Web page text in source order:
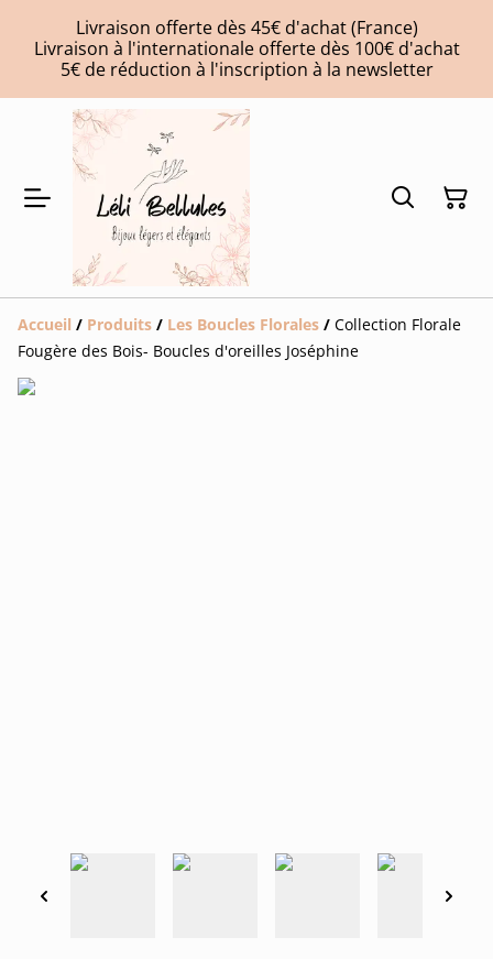
Livraison offerte dès 45€ d'achat (France)
Livraison à l'internationale offerte dès 100€ d'achat
5€ de réduction à l'inscription à la newsletter
Accueil / Produits / Les Boucles Florales / Collection Florale
Fougère des Bois- Boucles d'oreilles Joséphine